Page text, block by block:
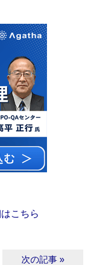
こちら
次の記事 »